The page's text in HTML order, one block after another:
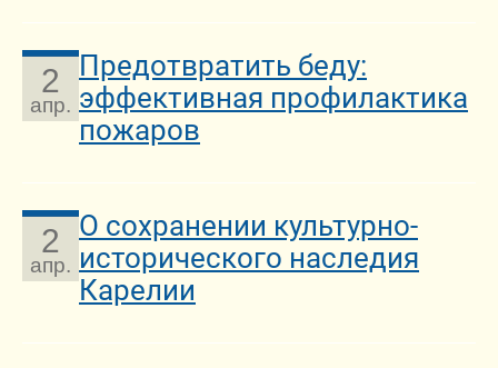
2
апр.
Предотвратить беду:
эффективная профилактика
пожаров
2
апр.
О сохранении культурно-
исторического наследия
Карелии